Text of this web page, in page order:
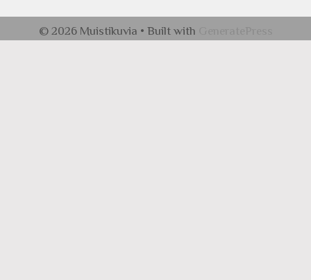
© 2026 Muistikuvia • Built with